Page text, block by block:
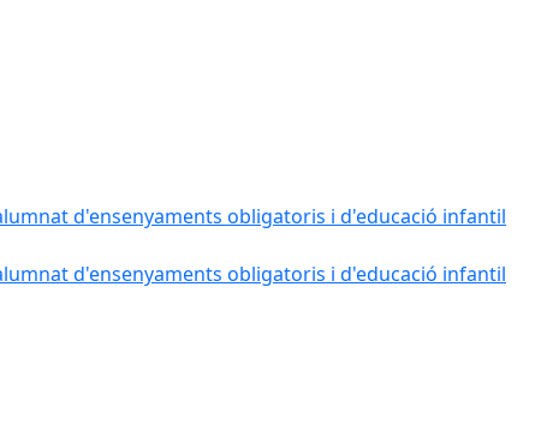
d'ensenyaments obligatoris i d'educació infantil
d'ensenyaments obligatoris i d'educació infantil